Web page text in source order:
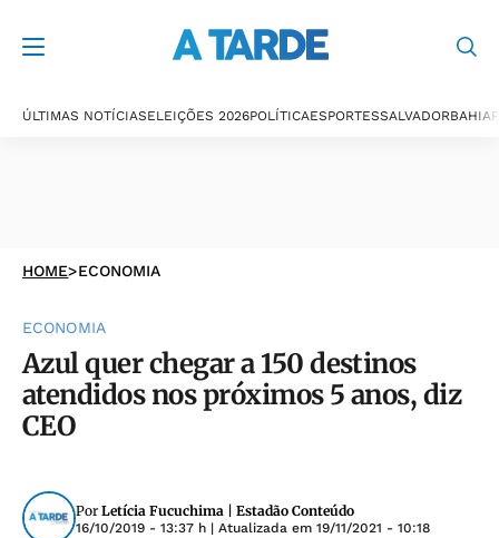
ÚLTIMAS NOTÍCIASELEIÇÕES 2026POLÍTICAESPORTESSALVADORBAHIA
HOME>ECONOMIA
ECONOMIA
Azul quer chegar a 150 destinos
atendidos nos próximos 5 anos, diz
CEO
Por Letícia Fucuchima | Estadão Conteúdo
16/10/2019 - 13:37 h | Atualizada em 19/11/2021 - 10:18